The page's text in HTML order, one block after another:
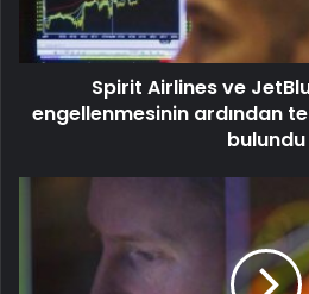
Spirit Airlines ve
engellenmesinin ardından
bulundu